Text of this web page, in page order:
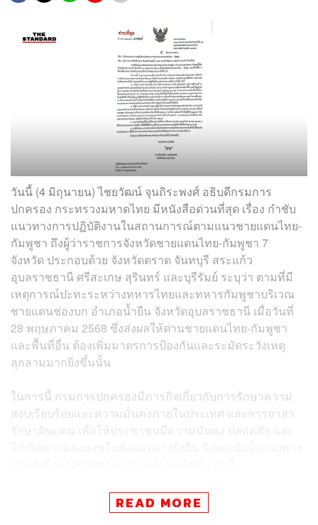
วันนี้ (4 มิถุนายน) ไชยวัฒน์ จุนถิระพงศ์ อธิบดีกรมการ
ปกครอง กระทรวงมหาดไทย มีหนังสือด่วนที่สุด เรื่อง กำชับ
แนวทางการปฏิบัติงานในสถานการณ์ตามแนวชายแดนไทย-
กัมพูชา ถึงผู้ว่าราชการจังหวัดชายแดนไทย-กัมพูชา 7
จังหวัด ประกอบด้วย จังหวัดตราด จันทบุรี สระแก้ว
อุบลราชธานี ศรีสะเกษ สุรินทร์ และบุรีรัมย์ ระบุว่า ตามที่มี
เหตุการณ์ปะทะระหว่างทหารไทยและทหารกัมพูชาบริเวณ
ชายแดนช่องบก อำเภอน้ำยืน จังหวัดอุบลราชธานี เมื่อวันที่
28 พฤษภาคม 2568 ซึ่งส่งผลให้ด่านชายแดนไทย-กัมพูชา
และพื้นที่อื่น ต้องเพิ่มมาตรการป้องกันและระมัดระวังเหตุ
ลุกลามมากยิ่งขึ้นนั้น
ในการนี้ กรมการปกครองมีภารกิจเกี่ยวกับการรักษาความ
สงบเรียบร้อยและความมั่นคงภายในประเทศ และการอาสา
รักษาดินแดน เพื่อให้ประชาชนมีความมั่นคง ปลอดภัย และ
1. ให้ผู้ว่าราชการจังหวัดสั่งการให้นายอำเภอ กำนัน ผู้ใหญ่
บ้าน ผู้ช่วยผู้ใหญ่บ้านและชุดรักษาความปลอดภัยหมู่บ้าน
READ MORE